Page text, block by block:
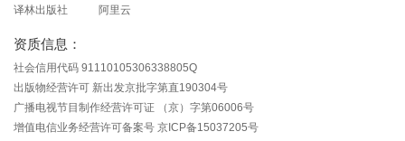
译林出版社
阿里云
资质信息：
社会信用代码 91110105306338805Q
出版物经营许可 新出发京批字第直190304号
广播电视节目制作经营许可证 （京）字第06006号
增值电信业务经营许可备案号 京ICP备15037205号